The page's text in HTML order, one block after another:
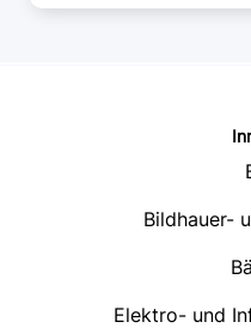
Bildhauer-
Elektro- und